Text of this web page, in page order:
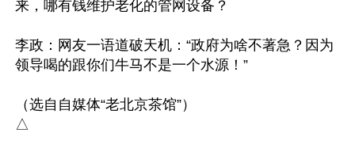
来，哪有钱维护老化的管网设备？
李政：网友一语道破天机：“政府为啥不著急？因为
领导喝的跟你们牛马不是一个水源！”
（选自自媒体“老北京茶馆”）